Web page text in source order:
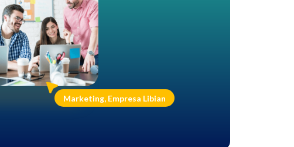
Marketing, Empresa Libian